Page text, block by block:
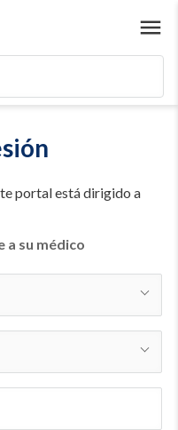
portal está dirigido a
a su médico